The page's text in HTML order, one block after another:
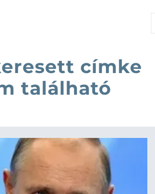
címke
található